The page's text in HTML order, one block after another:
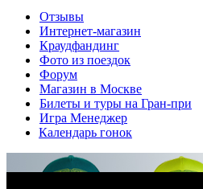
Отзывы
Интернет-магазин
Краудфандинг
Фото из поездок
Форум
Магазин в Москве
Билеты и туры на Гран-при
Игра Менеджер
Календарь гонок